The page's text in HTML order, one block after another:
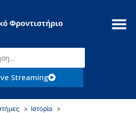
Streaming
Ιστορία